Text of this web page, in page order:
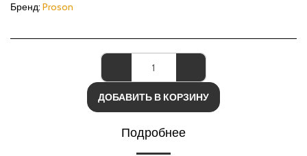
Бренд: Proson
ДОБАВИТЬ В КОРЗИНУ
Подробнее